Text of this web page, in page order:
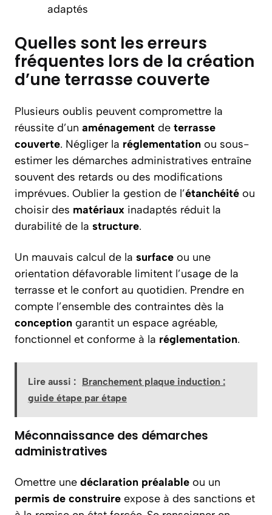
adaptés
Quelles sont les erreurs
fréquentes lors de la création
d’une terrasse couverte
Plusieurs oublis peuvent compromettre la
réussite d’un aménagement de terrasse
couverte. Négliger la réglementation ou sous-
estimer les démarches administratives entraîne
souvent des retards ou des modifications
imprévues. Oublier la gestion de l’étanchéité ou
choisir des matériaux inadaptés réduit la
durabilité de la structure.
Un mauvais calcul de la surface ou une
orientation défavorable limitent l’usage de la
terrasse et le confort au quotidien. Prendre en
compte l’ensemble des contraintes dès la
conception garantit un espace agréable,
fonctionnel et conforme à la réglementation.
Lire aussi : Branchement plaque induction :
guide étape par étape
Méconnaissance des démarches
administratives
Omettre une déclaration préalable ou un
permis de construire expose à des sanctions et